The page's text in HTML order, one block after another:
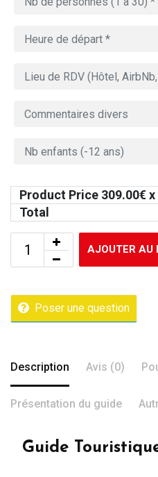
Product Price 309.00€ x
Total
AJOUTER AU
Poser une question
Description Avis (0)
Présentation du guide
Guide